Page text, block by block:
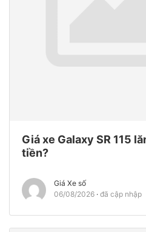
Giá xe Galaxy SR 115
tiền?
Giá Xe số
06/08/2026 đã cập nhập